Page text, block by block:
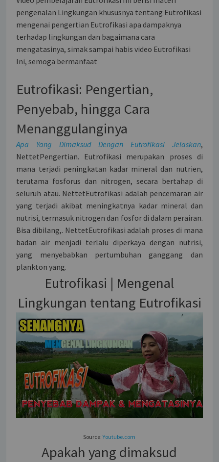
pengenalan Lingkungan khususnya tentang Eutrofikasi
mengenai pengertian Eutrofikasi apa dampaknya
terhadap lingkungan dan bagaimana cara
mengatasinya, simak sampai habis video Eutrofikasi
Ini, semoga bermanfaat
Eutrofikasi: Pengertian,
Penyebab, hingga Cara
Menanggulanginya
Apa Yang Dimaksud Dengan Eutrofikasi Jelaskan,
NettetPengertian. Eutrofikasi merupakan proses di
mana terjadi peningkatan kadar mineral dan nutrien,
terutama fosforus dan nitrogen, secara bertahap di
seluruh atau. NettetEutrofikasi adalah pencemaran air
yang terjadi akibat meningkatnya kadar mineral dan
nutrisi, termasuk nitrogen dan fosfor di dalam perairan.
Bisa dibilang,. NettetEutrofikasi adalah proses di mana
badan air menjadi terlalu diperkaya dengan nutrisi,
yang menyebabkan pertumbuhan ganggang dan
plankton yang.
Eutrofikasi | Mengenal
Lingkungan tentang Eutrofikasi
Source:Youtube.com
Apakah yang dimaksud